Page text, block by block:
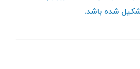
شده باشد.